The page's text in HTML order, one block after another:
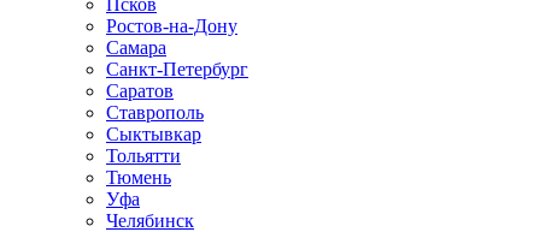
Псков
Ростов-на-Дону
Самара
Санкт-Петербург
Саратов
Ставрополь
Сыктывкар
Тольятти
Тюмень
Уфа
Челябинск